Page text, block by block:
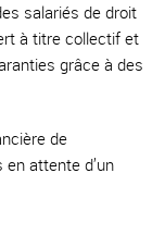
salariés de droit
à titre collectif et
grâce à des
de
attente d’un